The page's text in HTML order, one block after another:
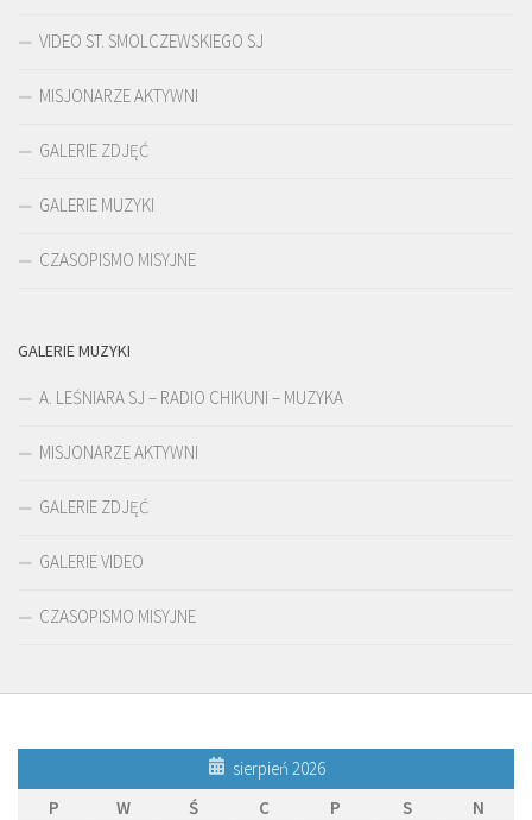
VIDEO ST. SMOLCZEWSKIEGO SJ
MISJONARZE AKTYWNI
GALERIE ZDJĘĆ
GALERIE MUZYKI
CZASOPISMO MISYJNE
GALERIE MUZYKI
A. LEŚNIARA SJ – RADIO CHIKUNI – MUZYKA
MISJONARZE AKTYWNI
GALERIE ZDJĘĆ
GALERIE VIDEO
CZASOPISMO MISYJNE
sierpień 2026
P
W Ś C P S
N